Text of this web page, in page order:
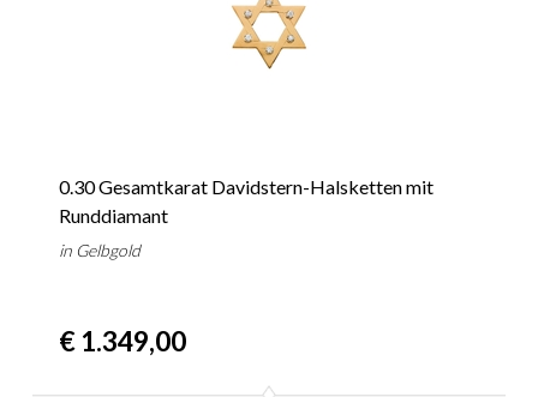
0.30 Gesamtkarat Davidstern-Halsketten mit
Runddiamant
in Gelbgold
€ 1.349,00